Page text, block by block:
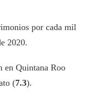
por cada mil
2020.
en Quintana Roo
(7.3).